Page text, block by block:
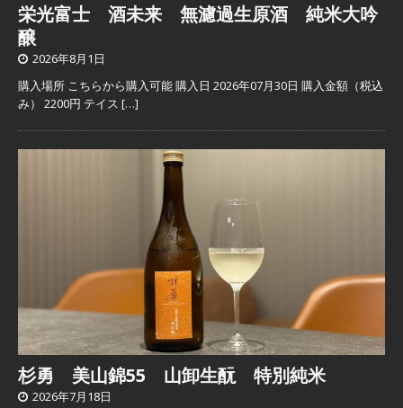
栄光富士 酒未来 無濾過生原酒 純米大吟
醸
2026年8月1日
購入場所 こちらから購入可能 購入日 2026年07月30日 購入金額（税込
み） 2200円 テイス […]
杉勇 美山錦55 山卸生酛 特別純米
2026年7月18日